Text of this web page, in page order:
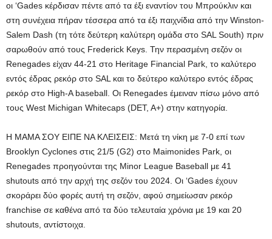
οι ‘Gades κέρδισαν πέντε από τα έξι εναντίον του Μπρούκλιν και
στη συνέχεια πήραν τέσσερα από τα έξι παιχνίδια από την Winston-
Salem Dash (τη τότε δεύτερη καλύτερη ομάδα στο SAL South) πριν
σαρωθούν από τους Frederick Keys. Την περασμένη σεζόν οι
Renegades είχαν 44-21 στο Heritage Financial Park, το καλύτερο
εντός έδρας ρεκόρ στο SAL και το δεύτερο καλύτερο εντός έδρας
ρεκόρ στο High-A baseball. Οι Renegades έμειναν πίσω μόνο από
τους West Michigan Whitecaps (DET, A+) στην κατηγορία.
Η ΜΑΜΑ ΣΟΥ ΕΙΠΕ ΝΑ ΚΛΕΙΣΕΙΣ: Μετά τη νίκη με 7-0 επί των
Brooklyn Cyclones στις 21/5 (G2) στο Maimonides Park, οι
Renegades προηγούνται της Minor League Baseball με 41
shutouts από την αρχή της σεζόν του 2024. Οι ‘Gades έχουν
σκοράρει δύο φορές αυτή τη σεζόν, αφού σημείωσαν ρεκόρ
franchise σε καθένα από τα δύο τελευταία χρόνια με 19 και 20
shutouts, αντίστοιχα.